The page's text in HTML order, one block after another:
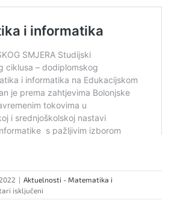
| Aktuelnosti - Matematika i
isključeni
Sedmica